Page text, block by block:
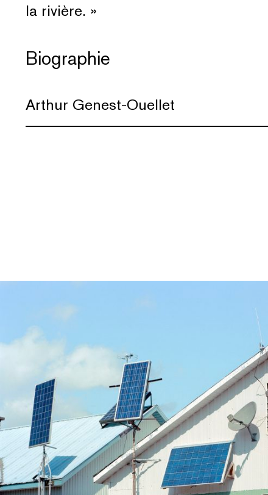
la rivière. »
Biographie
Arthur Genest-Ouellet